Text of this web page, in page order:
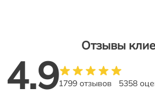
Отзывы
4.91799 отзывов 5358